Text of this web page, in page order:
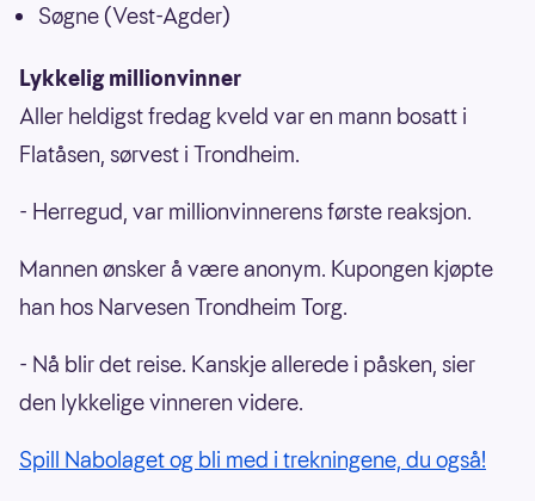
Søgne (Vest-Agder)
Lykkelig millionvinner
Aller heldigst fredag kveld var en mann bosatt i
Flatåsen, sørvest i Trondheim.
- Herregud, var millionvinnerens første reaksjon.
Mannen ønsker å være anonym. Kupongen kjøpte
han hos Narvesen Trondheim Torg.
- Nå blir det reise. Kanskje allerede i påsken, sier
den lykkelige vinneren videre.
Spill Nabolaget og bli med i trekningene, du også!